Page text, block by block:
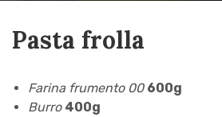
Pasta frolla
Farina frumento 00 600g
Burro 400g